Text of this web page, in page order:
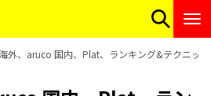
外、aruco 国内、Plat、ランキング&テクニッ